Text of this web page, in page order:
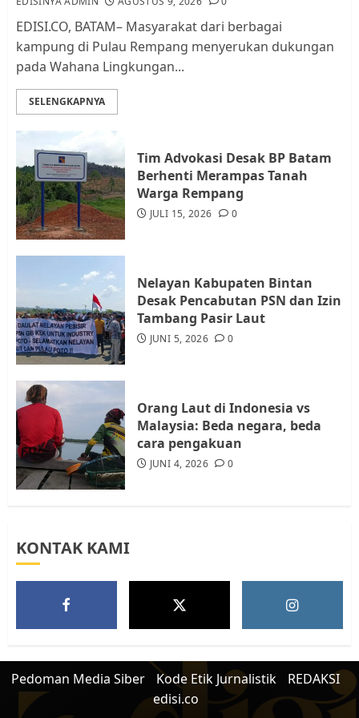
Datangi Pemko Batam, Warga
Rempang Protes Lahan Mereka
Warga Rempang Ajukan
Audiensi dengan Wali Kota
Batam, Soroti Aktivitas yang
EDISI.CO, BATAM– Masyarakat dari berbagai
kampung di Pulau Rempang menyerukan dukungan
pada Wahana Lingkungan...
SELENGKAPNYA
Tim Advokasi Desak BP Batam
Berhenti Merampas Tanah
Warga Rempang
JULI 15, 2026 0
Nelayan Kabupaten Bintan
Desak Pencabutan PSN dan Izin
Tambang Pasir Laut
JUNI 5, 2026 0
Orang Laut di Indonesia vs
Malaysia: Beda negara, beda
cara pengakuan
JUNI 4, 2026 0
KONTAK KAMI
Pedoman Media Siber Kode Etik Jurnalistik
REDAKSI
edisi.co